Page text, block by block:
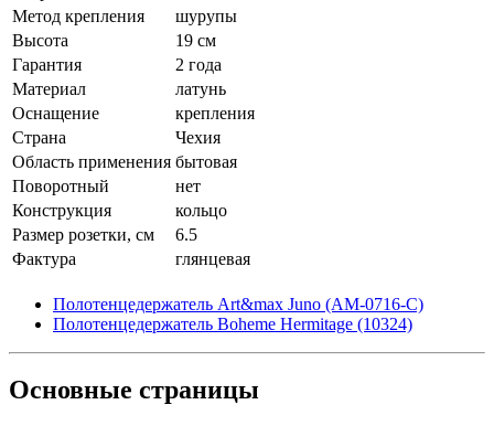
Метод крепления
шурупы
Высота
19 см
Гарантия
2 года
Материал
латунь
Оснащение
крепления
Страна
Чехия
Область применения бытовая
Поворотный
нет
Конструкция
кольцо
Размер розетки, см
6.5
Фактура
глянцевая
Полотенцедержатель Art&max Juno (AM-0716-C)
Полотенцедержатель Boheme Hermitage (10324)
Основные страницы